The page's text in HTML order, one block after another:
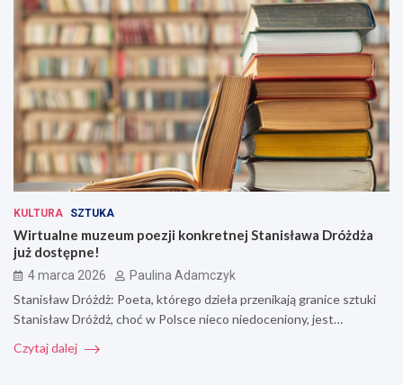
KULTURA SZTUKA
Wirtualne muzeum poezji konkretnej Stanisława Dróżdża
już dostępne!
4 marca 2026 Paulina Adamczyk
Stanisław Dróżdż: Poeta, którego dzieła przenikają granice sztuki
Stanisław Dróżdż, choć w Polsce nieco niedoceniony, jest…
Czytaj dalej